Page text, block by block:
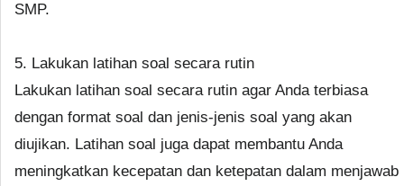
SMP.
5. Lakukan latihan soal secara rutin
Lakukan latihan soal secara rutin agar Anda terbiasa
dengan format soal dan jenis-jenis soal yang akan
diujikan. Latihan soal juga dapat membantu Anda
meningkatkan kecepatan dan ketepatan dalam menjawab